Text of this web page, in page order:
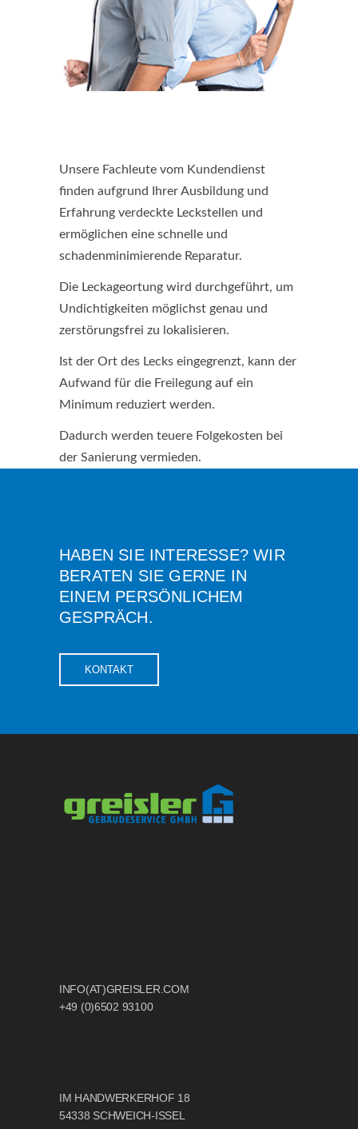
Unsere Fachleute vom Kundendienst
finden aufgrund Ihrer Ausbildung und
Erfahrung verdeckte Leckstellen und
ermöglichen eine schnelle und
schadenminimierende Reparatur.
Die Leckageortung wird durchgeführt, um
Undichtigkeiten möglichst genau und
zerstörungsfrei zu lokalisieren.
Ist der Ort des Lecks eingegrenzt, kann der
Aufwand für die Freilegung auf ein
Minimum reduziert werden.
Dadurch werden teuere Folgekosten bei
der Sanierung vermieden.
HABEN SIE INTERESSE? WIR
BERATEN SIE GERNE IN
EINEM PERSÖNLICHEM
GESPRÄCH.
KONTAKT
INFO(AT)GREISLER.COM
+49 (0)6502 93100
IM HANDWERKERHOF 18
54338 SCHWEICH-ISSEL